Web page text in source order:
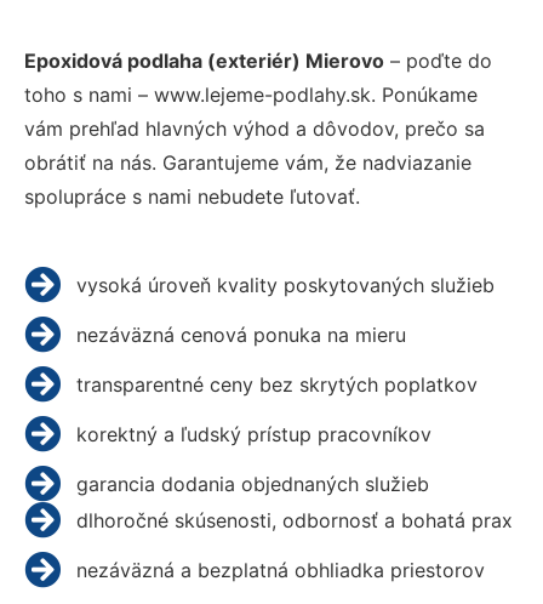
Epoxidová podlaha (exteriér) Mierovo – poďte do
toho s nami – www.lejeme-podlahy.sk. Ponúkame
vám prehľad hlavných výhod a dôvodov, prečo sa
obrátiť na nás. Garantujeme vám, že nadviazanie
spolupráce s nami nebudete ľutovať.
vysoká úroveň kvality poskytovaných služieb
nezáväzná cenová ponuka na mieru
transparentné ceny bez skrytých poplatkov
korektný a ľudský prístup pracovníkov
garancia dodania objednaných služieb
dlhoročné skúsenosti, odbornosť a bohatá prax
nezáväzná a bezplatná obhliadka priestorov